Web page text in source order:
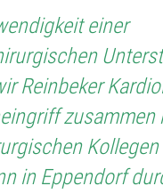
einer
Reinbeker
zusammen
in Eppendorf